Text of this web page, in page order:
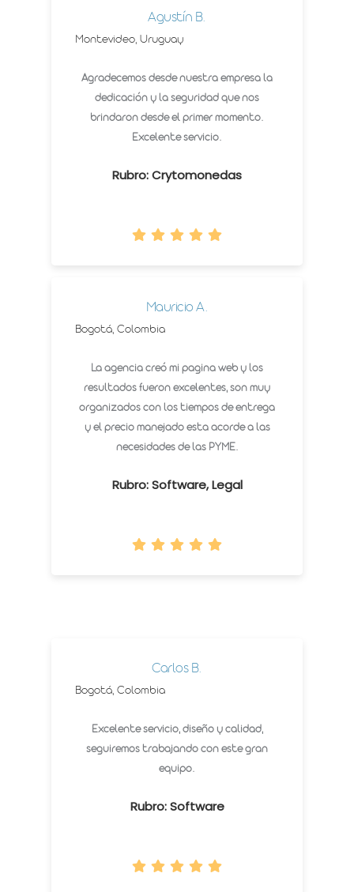
Agustín B.
Montevideo, Uruguay
Agradecemos desde nuestra empresa la
dedicación y la seguridad que nos
brindaron desde el primer momento.
Excelente servicio.
Rubro: Crytomonedas
Mauricio A.
Bogotá, Colombia
La agencia creó mi pagina web y los
resultados fueron excelentes, son muy
organizados con los tiempos de entrega
y el precio manejado esta acorde a las
necesidades de las PYME.
Rubro: Software, Legal
Carlos B.
Bogotá, Colombia
Excelente servicio, diseño y calidad,
seguiremos trabajando con este gran
equipo.
Rubro: Software